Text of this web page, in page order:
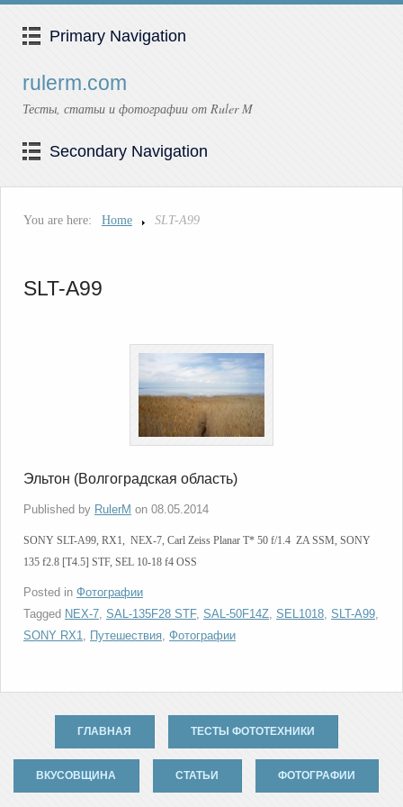
Primary Navigation
rulerm.com
Тесты, статьи и фотографии от Ruler M
Secondary Navigation
You are here: Home SLT-A99
SLT-A99
Эльтон (Волгоградская область)
Published by RulerM on 08.05.2014
SONY SLT-A99, RX1, NEX-7, Carl Zeiss Planar T* 50 f/1.4 ZA SSM, SONY
135 f2.8 [T4.5] STF, SEL 10-18 f4 OSS
Posted in Фотографии
Tagged NEX-7, SAL-135F28 STF, SAL-50F14Z, SEL1018, SLT-A99,
SONY RX1, Путешествия, Фотографии
ГЛАВНАЯ ТЕСТЫ ФОТОТЕХНИКИ
ВКУСОВЩИНА СТАТЬИ ФОТОГРАФИИ